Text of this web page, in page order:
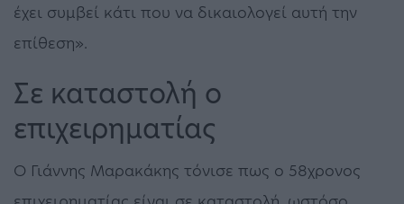
έχει συμβεί κάτι που να δικαιολογεί αυτή την
επίθεση».
Σε καταστολή ο
επιχειρηματίας
Ο Γιάννης Μαρακάκης τόνισε πως ο 58χρονος